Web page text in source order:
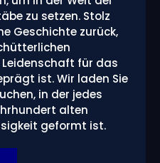
zu setzen. Stolz
Geschichte zurück,
für das
ist. Wir laden Sie
in der jedes
alten
geformt ist.